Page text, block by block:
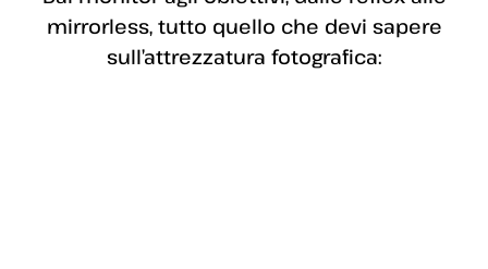
mirrorless, tutto quello che devi sapere
sull’attrezzatura fotografica: